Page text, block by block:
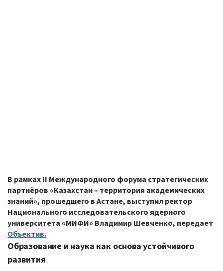
В рамках II Международного форума стратегических
партнёров «Казахстан – территория академических
знаний», прошедшего в Астане, выступил ректор
Национального исследовательского ядерного
университета «МИФИ» Владимир Шевченко, передает
Объектив.
Образование и наука как основа устойчивого
развития